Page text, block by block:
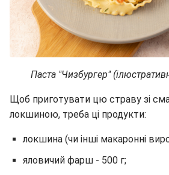
Паста "Чизбургер"
Щоб приготувати цю страву зі
локшиною, треба ці продукти:
локшина (чи інші макаронні
яловичий фарш - 500 г;